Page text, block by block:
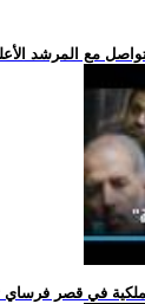
مع المرشد
في قصر فرساي